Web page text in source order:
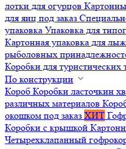
лотки для огурцов
для яиц под заказ
упаковка Упаковка для
Картонная упаковка для лыж
рыболовных
Коробки для туристических
По конструкции
Короб Коробки ласточкин
различных материалов
окошком под заказ ХИТ
Коробки с крышкой
Четырехклапанный